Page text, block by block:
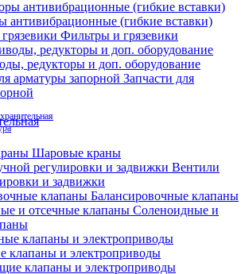
антивибрационные (гибкие вставки)
Фильтры и грязевики
редукторы и доп. оборудование
Запчасти для
Шаровые краны
Вентили
и задвижки
Балансировочные клапаны
Соленоидные и
клапаны и электроприводы